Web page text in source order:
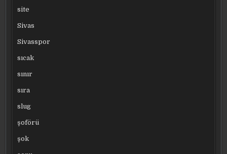
site
Sivas
Sivasspor
sıcak
sınır
sıra
slug
şoförü
şok